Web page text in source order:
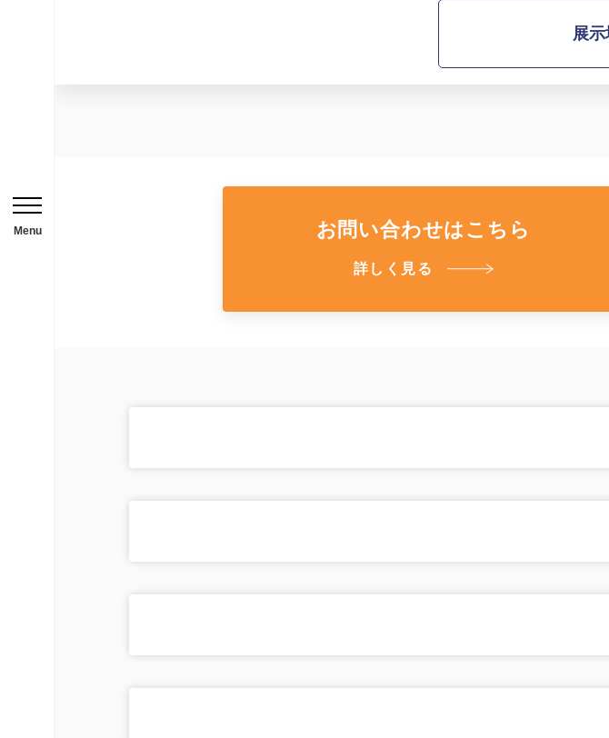
メニューを開閉する
Menu
モジュール建築（プレハブ）
システム建築
展
お問い合わせはこちら
詳しく見る